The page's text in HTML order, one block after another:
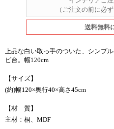
（ご注文の前に必
送料無料
上品な白い取っ手のついた、シンプ
ビ台。幅120cm
【サイズ】
(約)幅120×奥行40×高さ45cm
【材 質】
主材：桐、MDF